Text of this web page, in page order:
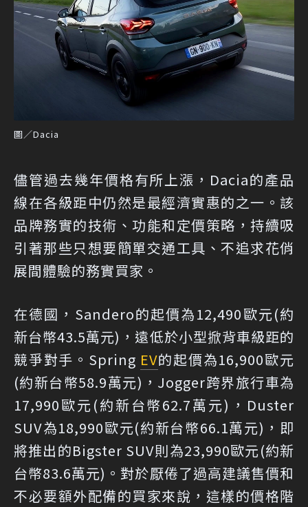
圖／Dacia
儘管過去幾年價格有所上漲，Dacia的產品
線在各級距中仍然是最經濟實惠的之一。該
品牌務實的技術、功能和定價策略，持續吸
引著那些只想要簡單交通工具、不追求花俏
展間體驗的務實買家。
在德國，Sandero的起價為12,490歐元(約
新台幣43.5萬元)，遠低於小型掀背車級距的
競爭對手。Spring EV的起價為16,900歐元
(約新台幣58.9萬元)，Jogger跨界旅行車為
17,990歐元(約新台幣62.7萬元)，Duster
SUV為18,990歐元(約新台幣66.1萬元)，即
將推出的Bigster SUV則為23,990歐元(約新
台幣83.6萬元)。對於厭倦了過高建議售價和
不必要額外配備的買家來說，這樣的價格階